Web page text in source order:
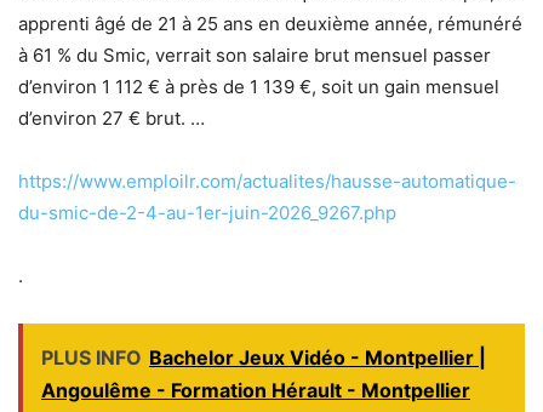
apprenti âgé de 21 à 25 ans en deuxième année, rémunéré
à 61 % du Smic, verrait son salaire brut mensuel passer
d’environ 1 112 € à près de 1 139 €, soit un gain mensuel
d’environ 27 € brut. …
https://www.emploilr.com/actualites/hausse-automatique-
du-smic-de-2-4-au-1er-juin-2026_9267.php
.
PLUS INFO Bachelor Jeux Vidéo - Montpellier |
Angoulême - Formation Hérault - Montpellier